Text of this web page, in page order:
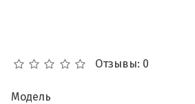
Отзывы: 0
Модель